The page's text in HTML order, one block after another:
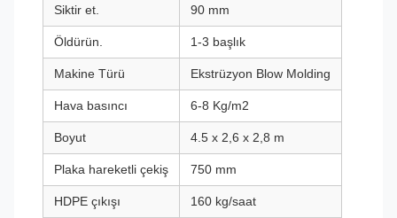
Siktir et. 90 mm
Öldürün. 1-3 başlık
Makine Türü Ekstrüzyon Blow Molding
Hava basıncı 6-8 Kg/m2
Boyut 4.5 x 2,6 x 2,8 m
Plaka hareketli çekiş 750 mm
HDPE çıkışı 160 kg/saat